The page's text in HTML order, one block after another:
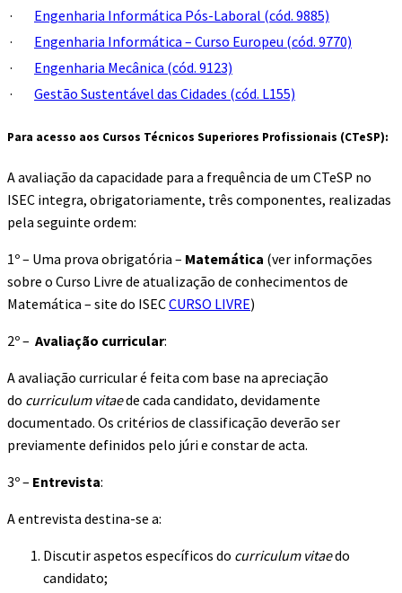
· Engenharia Informática Pós-Laboral (cód. 9885)
· Engenharia Informática – Curso Europeu (cód. 9770)
· Engenharia Mecânica (cód. 9123)
· Gestão Sustentável das Cidades (cód. L155)
Para acesso aos Cursos Técnicos Superiores Profissionais (CTeSP):
A avaliação da capacidade para a frequência de um CTeSP no
ISEC integra, obrigatoriamente, três componentes, realizadas
pela seguinte ordem:
1º – Uma prova obrigatória – Matemática (ver informações
sobre o Curso Livre de atualização de conhecimentos de
Matemática – site do ISECCURSO LIVRE)
2º – Avaliação curricular:
A avaliação curricular é feita com base na apreciação
do curriculum vitaede cada candidato, devidamente
documentado. Os critérios de classificação deverão ser
previamente definidos pelo júri e constar de acta.
3º – Entrevista:
A entrevista destina-se a:
Discutir aspetos específicos do curriculum vitaedo
candidato;